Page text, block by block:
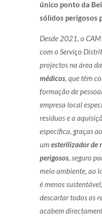
único ponto da
sólidos perigosos
Desde 2021, o
com o Serviço
projectos na área da
médicos, que têm
formação de
empresa local
resíduos e a
específica, graças
um esterilizador de
perigosos, seguro
meio ambiente, ao
é menos
descartar todos os
acabem